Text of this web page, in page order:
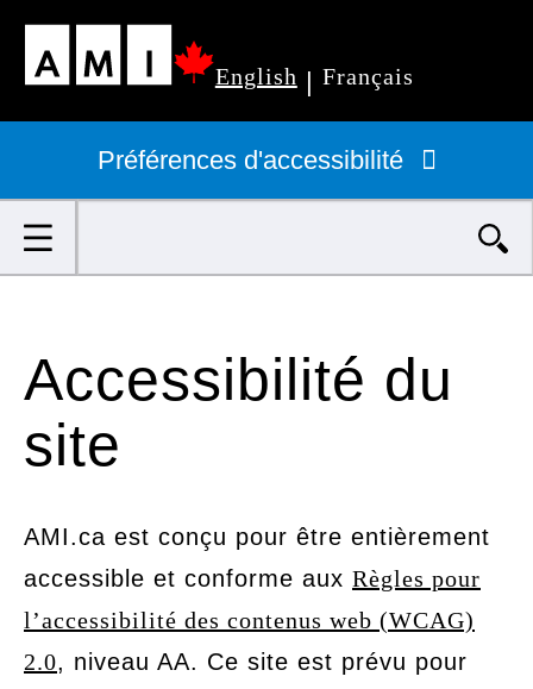
Passer
contenu
English| Français
Navigation
principalePréférences d'accessibilité
Accessibilité du
site
AMI.ca est conçu pour être entièrement
accessible et conforme aux Règles pour
l’accessibilité des contenus web (WCAG)
2.0, niveau AA. Ce site est prévu pour